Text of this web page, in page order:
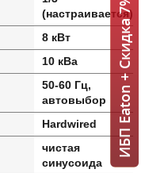
(настраивается)
8 кВт
10 кВа
50-60 Гц,
автовыбор
Hardwired
чистая
синусоида